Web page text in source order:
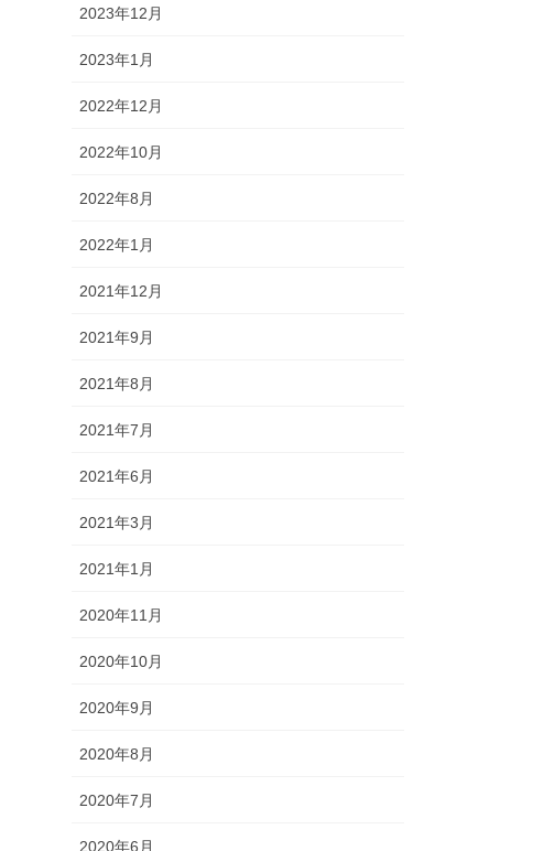
2023年12月
2023年1月
2022年12月
2022年10月
2022年8月
2022年1月
2021年12月
2021年9月
2021年8月
2021年7月
2021年6月
2021年3月
2021年1月
2020年11月
2020年10月
2020年9月
2020年8月
2020年7月
2020年6月